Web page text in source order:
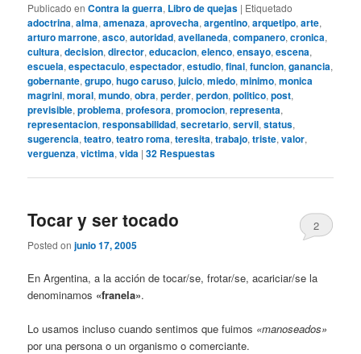
Publicado en Contra la guerra, Libro de quejas | Etiquetado
adoctrina,alma,amenaza,aprovecha,argentino,arquetipo,arte,
arturo marrone,asco,autoridad,avellaneda,companero,cronica,
cultura,decision,director,educacion,elenco,ensayo,escena,
escuela,espectaculo,espectador,estudio,final,funcion,ganancia,
gobernante,grupo,hugo caruso,juicio,miedo,minimo,monica
magrini,moral,mundo,obra,perder,perdon,politico,post,
previsible,problema,profesora,promocion,representa,
representacion,responsabilidad,secretario,servil,status,
sugerencia,teatro,teatro roma,teresita,trabajo,triste,valor,
verguenza,victima,vida |32 Respuestas
Tocar y ser tocado
Posted onjunio 17, 2005
2
En Argentina, a la acción de tocar/se, frotar/se, acariciar/se la
denominamos «franela».
Lo usamos incluso cuando sentimos que fuimos «manoseados»
por una persona o un organismo o comerciante.